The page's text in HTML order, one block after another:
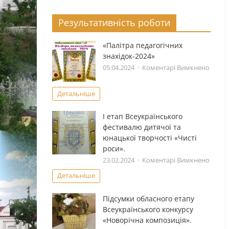
Результативність роботи
«Палітра педагогічних
знахідок-2024»
05.04.2024 Коментарі Вимкнено
Детальніше
І етап Всеукраïнського
фестивалю дитячоï та
юнацькоï творчостi «Чистi
роси».
23.02.2024 Коментарі Вимкнено
Детальніше
Підсумки обласного етапу
Всеукраїнського конкурсу
«Новорічна композиція».